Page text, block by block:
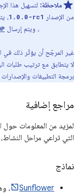
ملاحظة: لتسهيل هذا
من الإصدار 1.0.0-rc1،
، ويتم إرسال
غير المرجّح أن يؤثّر ذلك في
لا يتطابق مع ترتيب طلبات
برمجة التطبيقات والإصدارات
مراجع إضافية
لمزيد من المعلومات حول
التي تراعي مراحل
نماذج
Sunflower
،